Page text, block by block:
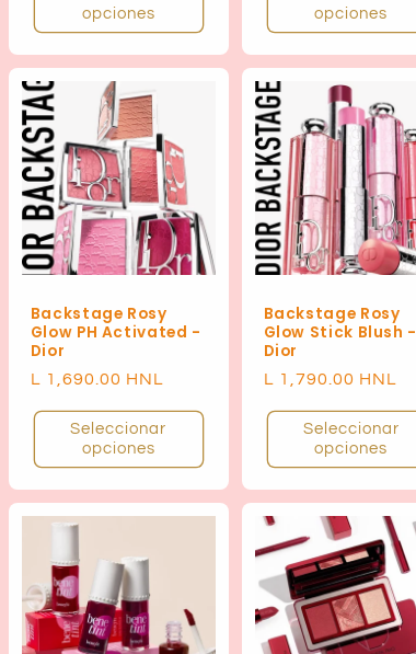
opciones
opciones
Backstage Rosy
Glow PH Activated -
Dior
Precio
L 1,690.00 HNL
Seleccionar
opciones
Backstage Rosy
Glow Stick Blush -
Dior
Precio
L 1,790.00 HNL
Seleccionar
opciones